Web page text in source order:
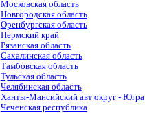
Московская область
Новгородская область
Оренбургская область
Пермский край
Рязанская область
Сахалинская область
Тамбовская область
Тульская область
Челябинская область
Ханты-Мансийский авт округ - Югра
Чеченская республика